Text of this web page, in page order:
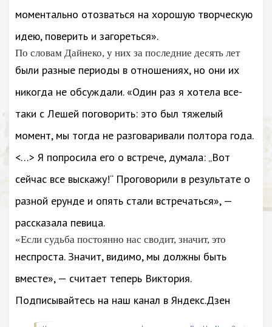
моментально отозваться на хорошую творческую
идею, поверить и загореться».
По словам Дайнеко, у них за последние десять лет
были разные периоды в отношениях, но они их
никогда не обсуждали. «Один раз я хотела все-
таки с Лешей поговорить: это был тяжелый
момент, мы тогда не разговаривали полтора года.
<…> Я попросила его о встрече, думала: „Вот
сейчас все выскажу!“ Проговорили в результате о
разной ерунде и опять стали встречаться», —
рассказала певица.
«Если судьба постоянно нас сводит, значит, это
неспроста. Значит, видимо, мы должны быть
вместе», — считает теперь Виктория.
Подписывайтесь на наш канал в Яндекс.Дзен